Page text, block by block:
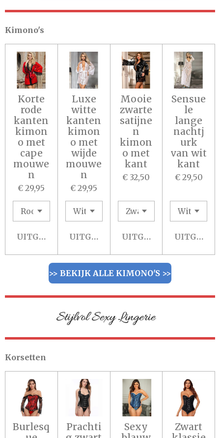
Kimono's
Korte
rode
kanten
kimon
o met
cape
mouwe
n
€ 29,95
UITGESCHAKELD
Luxe
witte
kanten
kimon
o met
wijde
mouwe
n
€ 29,95
UITGESCHAKELD
Mooie
zwarte
satijne
n
kimon
o met
kant
€ 32,50
UITGESCHAKELD
Sensue
le
lange
nachtj
urk
van wit
kant
€ 29,50
>> BEKIJK ALLE KIMONO'S >>
Korsetten
Burlesq
Prachti
Sexy
Zwart